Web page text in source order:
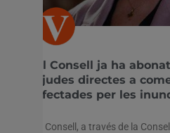
El Consell ja ha
ajudes directes a
afectades per les
El Consell, a través de la